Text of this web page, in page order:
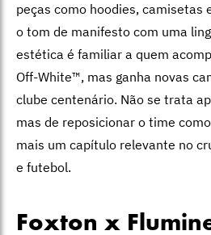
peças como hoodies, camisetas
o tom de manifesto com uma
estética é familiar a quem
Off-White™, mas ganha novas
clube centenário. Não se trata
mas de reposicionar o time
mais um capítulo relevante no
e futebol.
Foxton x